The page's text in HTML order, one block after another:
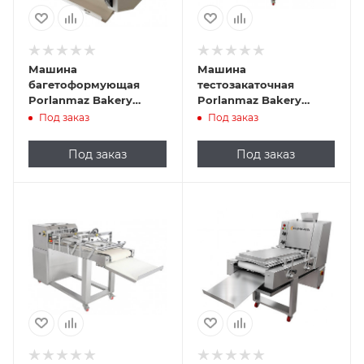
Машина
багетоформующая
Porlanmaz Bakery
Machinery PMDM 700
Под заказ
Под заказ
Машина
тестозакаточная
Porlanmaz Bakery
Machinery PMDM 450
Под заказ
Под заказ